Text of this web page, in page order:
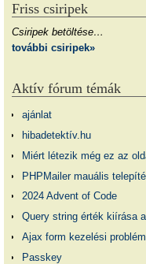
Friss csiripek
Csiripek betöltése…
további csiripek»
Aktív fórum témák
ajánlat
hibadetektív.hu
Miért létezik még ez az
PHPMailer mauális
2024 Advent of Code
Query string érték kiírása
Ajax form kezelési
Passkey